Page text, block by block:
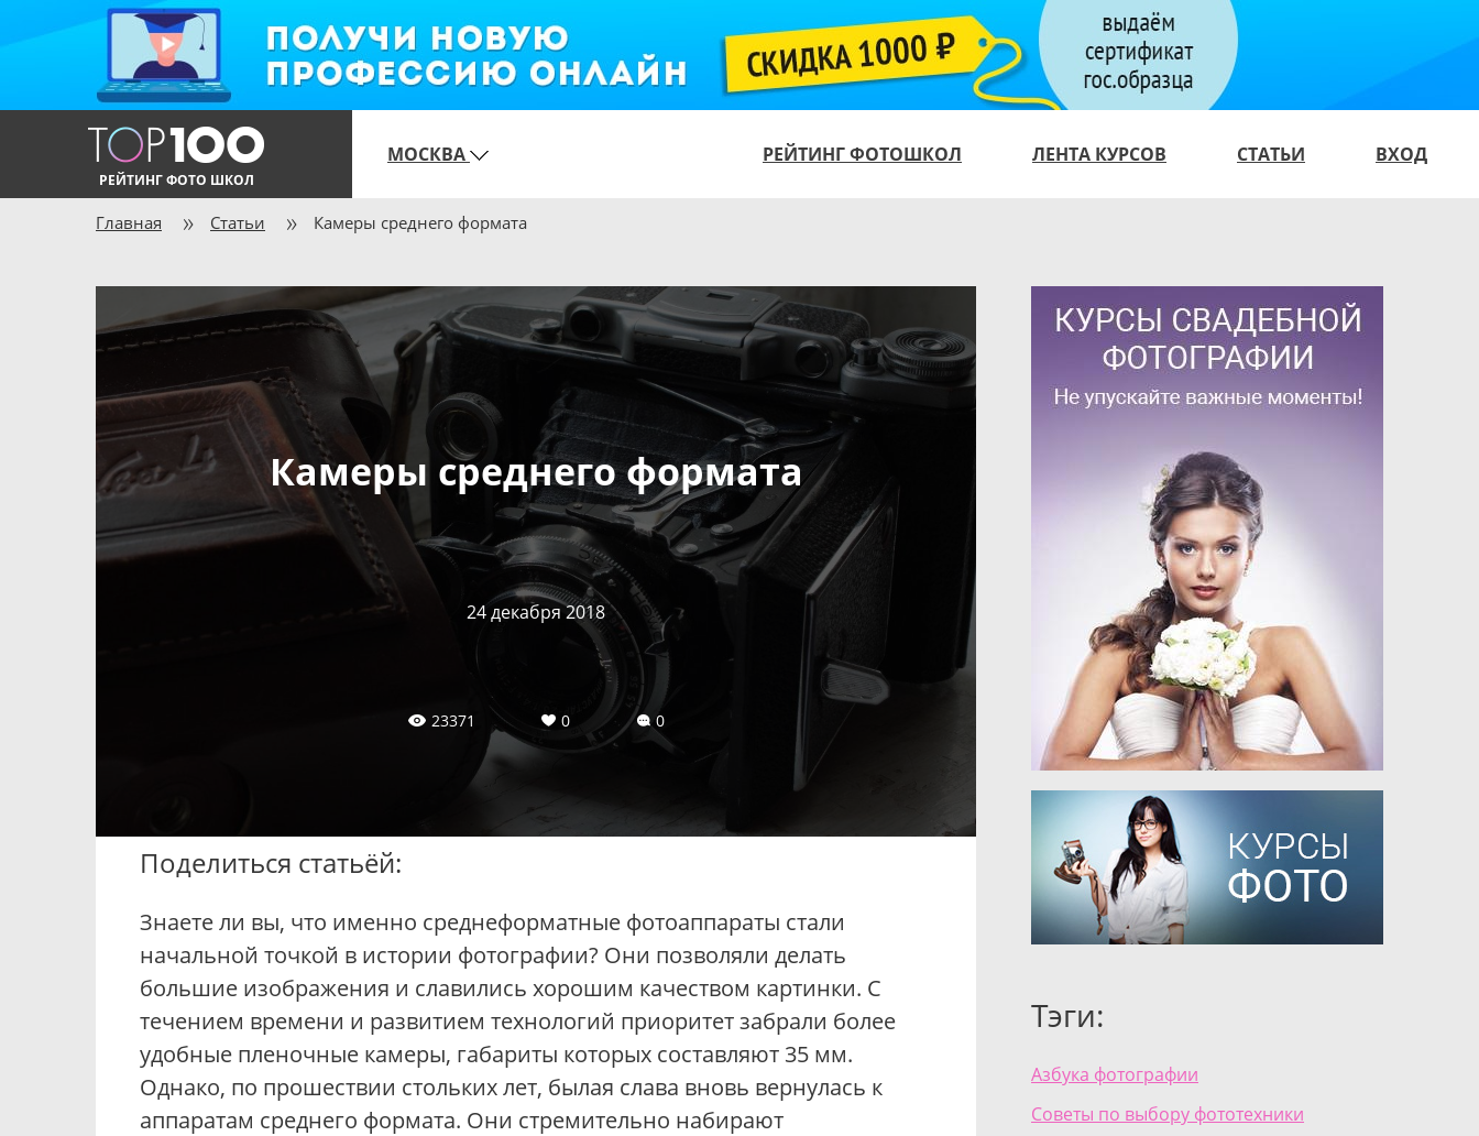
РЕЙТИНГ ФОТО ШКОЛ
МОСКВА РЕЙТИНГ ФОТОШКОЛ ЛЕНТА КУРСОВ СТАТЬИ ВХОД
Главная Статьи Камеры среднего формата
Камеры среднего формата
24 декабря 2018
23371 0 0
Поделиться статьёй:
Знаете ли вы, что именно среднеформатные фотоаппараты стали
начальной точкой в истории фотографии? Они позволяли делать
большие изображения и славились хорошим качеством картинки. С
течением времени и развитием технологий приоритет забрали более
удобные пленочные камеры, габариты которых составляют 35 мм.
Однако, по прошествии стольких лет, былая слава вновь вернулась к
аппаратам среднего формата. Они стремительно набирают
Тэги:
Азбука фотографии
Советы по выбору фототехники